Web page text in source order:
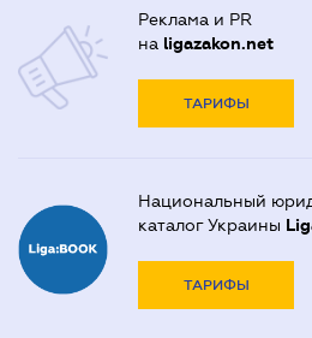
Реклама и PR
на ligazakon.net
ТАРИФЫ
Национальный
каталог Украины
ТАРИФЫ